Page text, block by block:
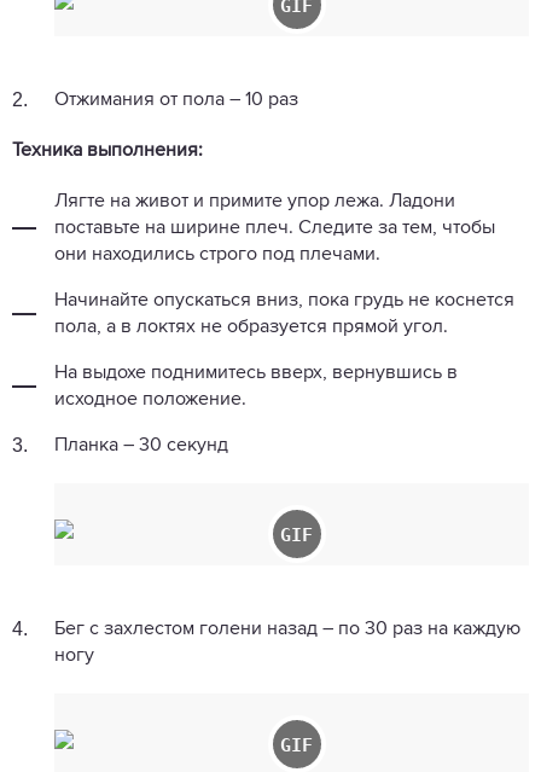
2. Отжимания от пола – 10 раз
Техника выполнения:
Лягте на живот и примите упор лежа. Ладони
поставьте на ширине плеч. Следите за тем, чтобы
они находились строго под плечами.
Начинайте опускаться вниз, пока грудь не коснется
пола, а в локтях не образуется прямой угол.
На выдохе поднимитесь вверх, вернувшись в
исходное положение.
3. Планка – 30 секунд
4.
Бег с захлестом голени назад – по 30 раз на каждую
ногу